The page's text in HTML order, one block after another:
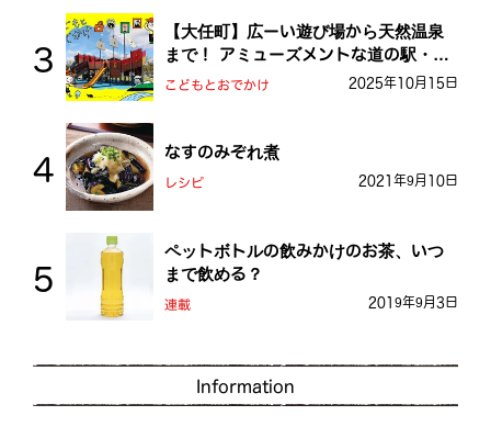
【大任町】広ーい遊び場から天然温泉
まで！ アミューズメントな道の駅・お
おとう桜街道
こどもとおでかけ 2025年10月15日
なすのみぞれ煮
レシピ 2021年9月10日
ペットボトルの飲みかけのお茶、いつ
まで飲める？
連載 2019年9月3日
Information